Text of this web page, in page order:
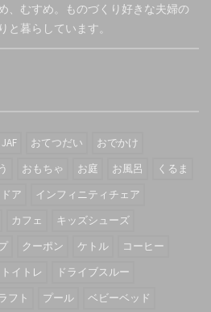
、むすめ。ものづくり好きな夫婦の
と暮らしています。
JAF おてつだい
おでかけ
おもちゃ お庭 お風呂
くるま
ア
インフィニティチェア
カフェ
キッズシューズ
クーポン ケトル
コーヒー
トイトレ
ドライブスルー
フト プール ベビーベッド